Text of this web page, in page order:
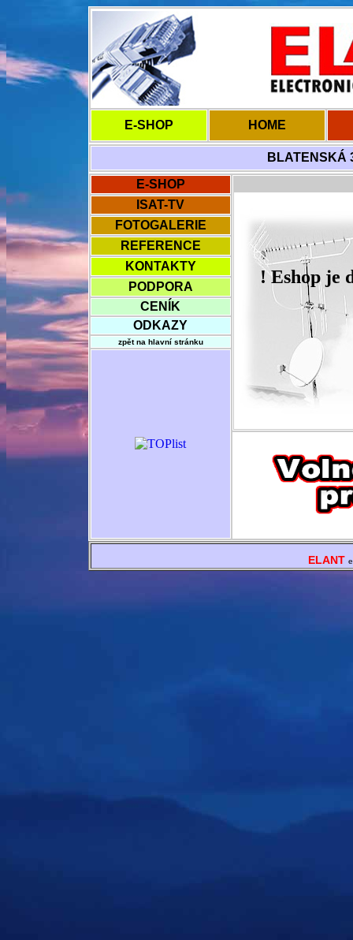
E-SHOP HOME
BLATENSKÁ
E-SHOP
! Eshop je
ISAT-TV
FOTOGALERIE
REFERENCE
KONTAKTY
PODPORA
CENÍK
ODKAZY
zpět na hlavní stránku
ELANT